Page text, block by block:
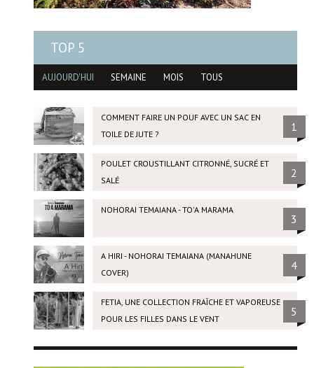
TOP 5
AUJOURD'HUI SEMAINE MOIS TOUS
COMMENT FAIRE UN POUF AVEC UN SAC EN
TOILE DE JUTE ?
1
POULET CROUSTILLANT CITRONNÉ, SUCRÉ ET
SALÉ
2
NOHORAI TEMAIANA - TO'A MARAMA
3
A HIRI - NOHORAI TEMAIANA (MANAHUNE
COVER)
4
FETIA, UNE COLLECTION FRAÎCHE ET VAPOREUSE
POUR LES FILLES DANS LE VENT
5